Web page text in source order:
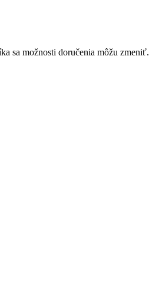
sa možnosti doručenia môžu zmeniť.